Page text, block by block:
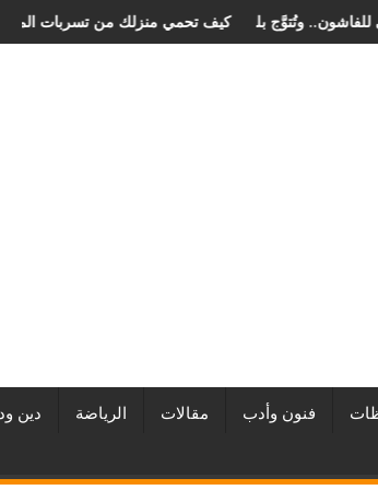
كيف تحمي منزلك
الصخرة الدولي للفاشون.. وتُتوَّج بلقب أفضل مصممة أزياء
فنون وأدب مقالات الرياضة دين